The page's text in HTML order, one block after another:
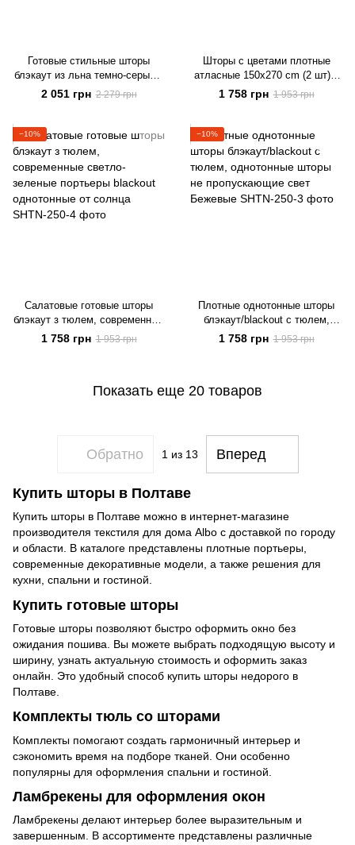
Готовые стильные шторы
блэкаут из льна темно-серые с
тюлем, современные плотные
однотонные портьеры ALBO
2 051 грн 2 279 грн
Шторы с цветами плотные
атласные 150x270 cm (2 шт) с
тюлью ALBO Оливковые (SHT-
157-1)
1 758 грн 1 953 грн
−10%
Салатовые готовые шторы
блэкаут з тюлем, современные
светло-зеленые портьеры
blackout однотонные от солнца
1 758 грн 1 953 грн
−10%
Плотные однотонные шторы
блэкаут/blackout с тюлем,
однотонные шторы не
пропускающие свет Бежевые
1 758 грн 1 953 грн
Показать еще 20 товаров
Обратно 1 из 13 Вперед
Купить шторы в Полтаве
Купить шторы в Полтаве можно в интернет-магазине
производителя текстиля для дома Albo с доставкой по городу
и области. В каталоге представлены плотные портьеры,
современные декоративные модели, а также решения для
кухни, спальни и гостиной.
Купить готовые шторы
Готовые шторы позволяют быстро оформить окно без
ожидания пошива. Вы можете выбрать подходящую высоту и
ширину, узнать актуальную стоимость и оформить заказ
онлайн. Это удобный способ купить шторы недорого в
Полтаве.
Комплекты тюль со шторами
Комплекты помогают создать гармоничный интерьер и
сэкономить время на подборе тканей. Они особенно
популярны для оформления спальни и гостиной.
Ламбрекены для оформления окон
Ламбрекены делают интерьер более выразительным и
завершенным. В ассортименте представлены различные